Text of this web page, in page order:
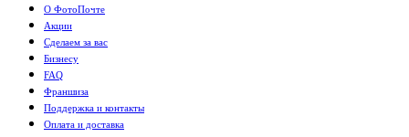
О ФотоПочте
Акции
Сделаем за вас
Бизнесу
FAQ
Франшиза
Поддержка и контакты
Оплата и доставка